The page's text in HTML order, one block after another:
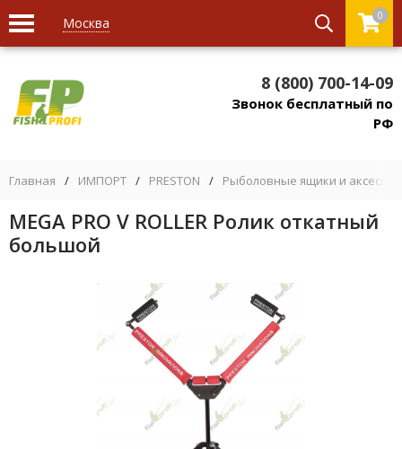
Москва 0
8 (800) 700-14-09
Звонок бесплатный по
РФ
Главная / ИМПОРТ / PRESTON / Рыболовные ящики и
MEGA PRO V ROLLER Ролик откатный
большой